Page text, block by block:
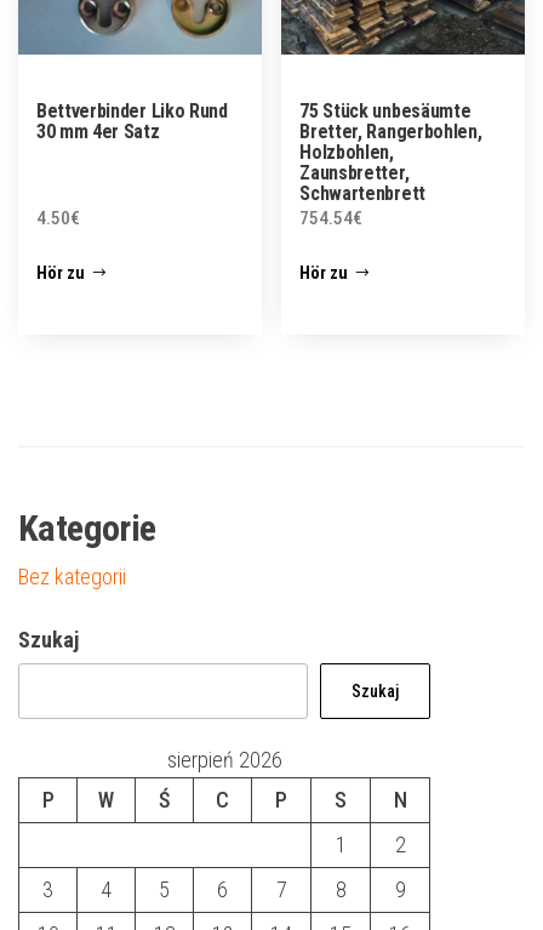
Bettverbinder Liko Rund
30 mm 4er Satz
4.50€
Hör zu
75 Stück unbesäumte
Bretter, Rangerbohlen,
Holzbohlen,
Zaunsbretter,
Schwartenbrett
754.54€
Hör zu
Kategorie
Bez kategorii
Szukaj
Szukaj
sierpień 2026
P
W Ś C P S
N
1
2
3
4 5 6 7 8
9